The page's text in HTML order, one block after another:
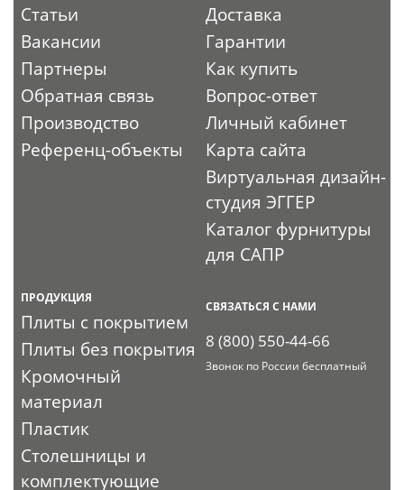
Статьи
Вакансии
Партнеры
Обратная связь
Производство
Референц-объекты
Доставка
Гарантии
Как купить
Вопрос-ответ
Личный кабинет
Карта сайта
Виртуальная дизайн-
студия ЭГГЕР
Каталог фурнитуры
для САПР
ПРОДУКЦИЯ
Плиты с покрытием
Плиты без покрытия
Кромочный
материал
Пластик
Столешницы и
комплектующие
СВЯЗАТЬСЯ С НАМИ
8 (800) 550-44-66
Звонок по России бесплатный